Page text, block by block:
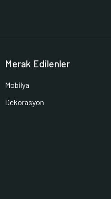
Merak Edilenler
Mobilya
Dekorasyon